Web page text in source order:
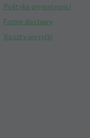
Polityka prywatności
Formy dostawy
Koszty wysyłki